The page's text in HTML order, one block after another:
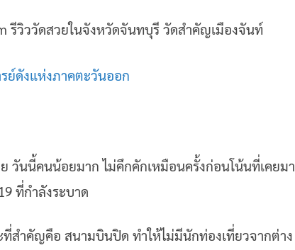
ย์ดังแห่งภาคตะวันออก
วันนี้คนน้อยมาก ไม่คึกคักเหมือนครั้งก่อนโน้นที่เคยมา
ที่กำลังระบาด
ที่สำคัญคือ สนามบินปิด ทำให้ไม่มีนักท่องเที่ยวจากต่าง